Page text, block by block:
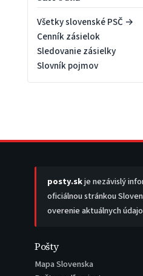
Všetky slovenské PSČ →
Cenník zásielok
Sledovanie zásielky
Slovník pojmov
posty.skje nezávislý
oficiálnou stránkou
overenie aktuálnych
Pošty
Mapa Slovenska